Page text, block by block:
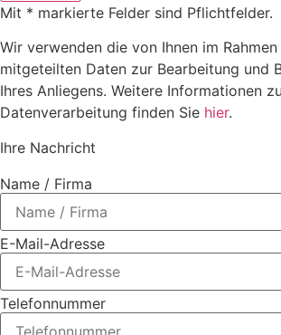
Mit * markierte Felder sind Pflichtfelder.
Wir verwenden die von Ihnen im
mitgeteilten Daten zur Bearbeitung und
Ihres Anliegens. Weitere Informationen
Datenverarbeitung finden Sie hier.
Ihre Nachricht
Name / Firma
E-Mail-Adresse
Telefonnummer